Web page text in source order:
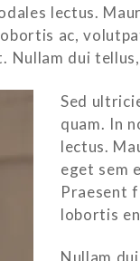
lectus.
ac,
dui
Sed
quam. In
lectus.
eget sem
Praesent
lobortis